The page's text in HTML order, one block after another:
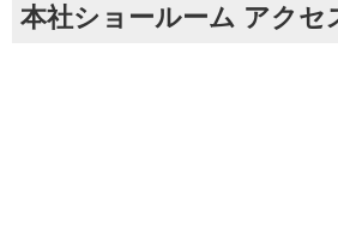
本社ショールーム アクセ